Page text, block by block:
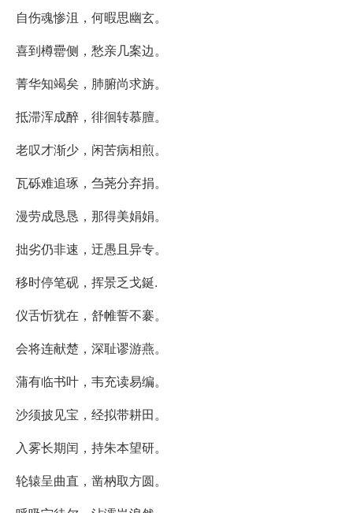
自伤魂惨沮，何暇思幽玄。
喜到樽罍侧，愁亲几案边。
菁华知竭矣，肺腑尚求旃。
抵滞浑成醉，徘徊转慕膻。
老叹才渐少，闲苦病相煎。
瓦砾难追琢，刍荛分弃捐。
漫劳成恳恳，那得美娟娟。
拙劣仍非速，迂愚且异专。
移时停笔砚，挥景乏戈鋋.
仪舌忻犹在，舒帷誓不褰。
会将连献楚，深耻谬游燕。
蒲有临书叶，韦充读易编。
沙须披见宝，经拟带耕田。
入雾长期闰，持朱本望研。
轮辕呈曲直，凿枘取方圆。